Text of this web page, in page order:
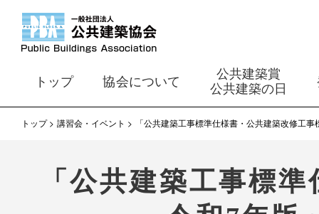
トップ 協会について
公共建築賞
公共建築の日
トップ 講習会・イベント 「公共建築工事標準仕様書・公共建築改修工
「公共建築工事標